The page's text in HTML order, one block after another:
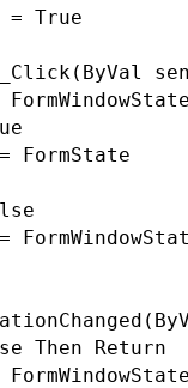
= True
FormState
Then Return